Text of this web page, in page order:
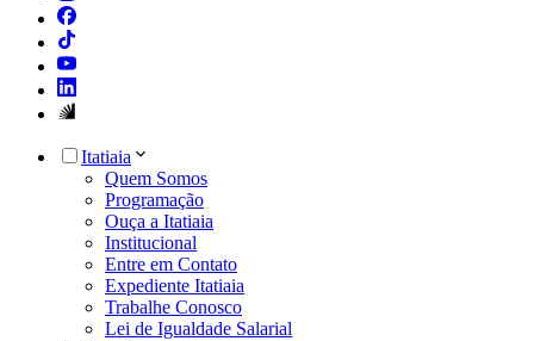
Itatiaia
Quem Somos
Programação
Ouça a Itatiaia
Institucional
Entre em Contato
Expediente Itatiaia
Trabalhe Conosco
Lei de Igualdade Salarial